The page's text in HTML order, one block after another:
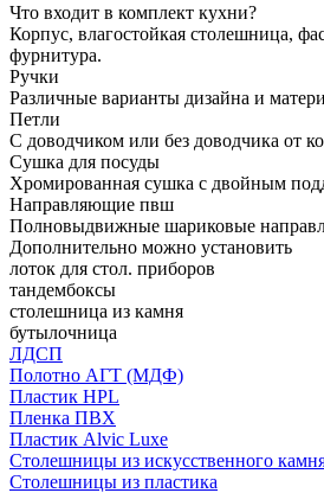
Что входит в комплект кухни?
Корпус, влагостойкая столешница,
фурнитура.
Ручки
Различные варианты дизайна и
Петли
С доводчиком или без доводчика от
Сушка для посуды
Хромированная сушка с двойным
Направляющие пвш
Полновыдвижные шариковые
Дополнительно можно установить
лоток для стол. приборов
тандембоксы
столешница из камня
бутылочница
ЛДСП
Полотно АГТ (МДФ)
Пластик HPL
Пленка ПВХ
Пластик Alvic Luxe
Столешницы из искусственного
Столешницы из пластика